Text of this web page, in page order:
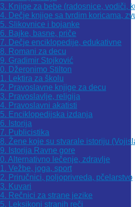
Knjige za bebe (radosnice, vodiči,
Dečje knjige sa tvrdim koricama,
Slikovnice i bojanke
Bajke, basne, priče
Dečje enciklopedije, edukativne
Romani za decu
Gradimir Stojković
Džeronimo Stilton
Lektira za školu
Pravoslavne knjige za decu
Pravoslavlje, religija
Pravoslavni akatisti
Enciklopedijska izdanja
Istorija
Publicistika
Žene koje su stvarale istoriju
Istorija Ravne gore
Alternativno lečenje, zdravlje
Vežbe, joga, sport
Priručnici, poljoprivreda, pčelarstvo
Kuvari
Rečnici za strane jezike
Leksikoni stranih reči